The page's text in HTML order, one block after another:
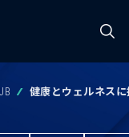
健康とウェルネス